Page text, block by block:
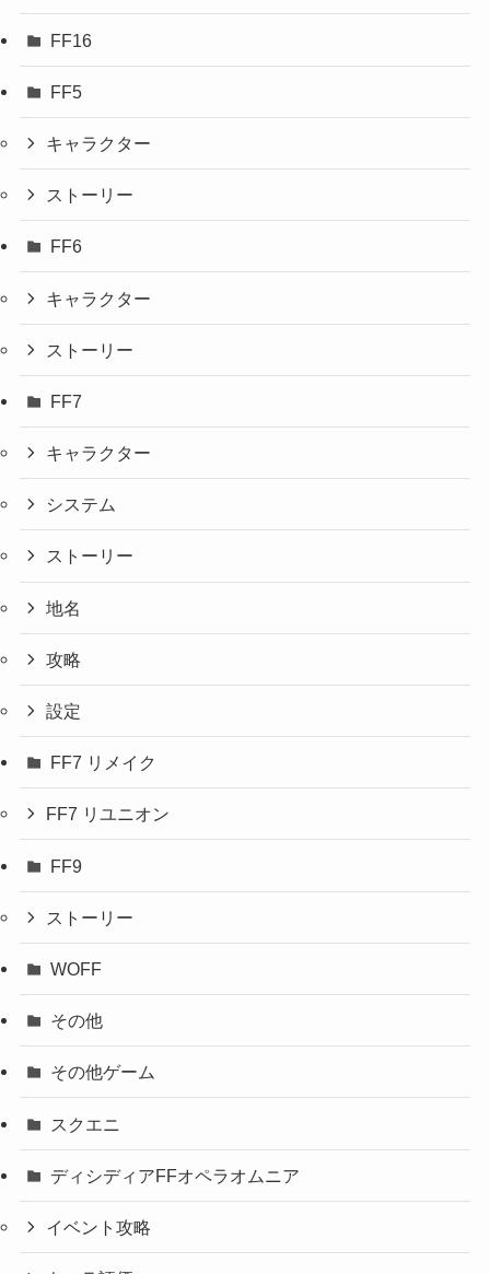
FF16
FF5
キャラクター
ストーリー
FF6
キャラクター
ストーリー
FF7
キャラクター
システム
ストーリー
地名
攻略
設定
FF7 リメイク
FF7 リユニオン
FF9
ストーリー
WOFF
その他
その他ゲーム
スクエニ
ディシディアFFオペラオムニア
イベント攻略